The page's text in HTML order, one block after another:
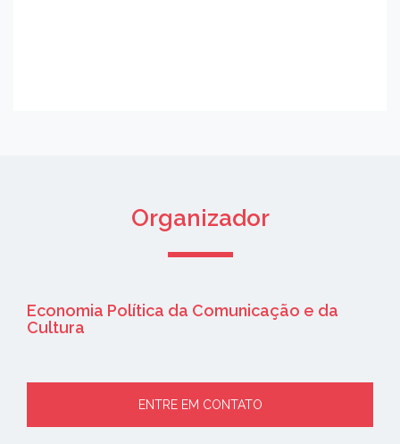
Organizador
Economia Política da Comunicação e da
Cultura
ENTRE EM CONTATO